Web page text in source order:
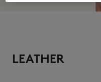
LEATHER